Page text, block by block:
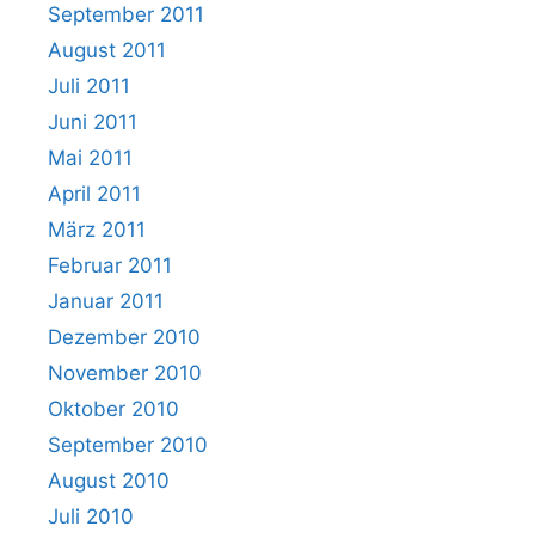
September 2011
August 2011
Juli 2011
Juni 2011
Mai 2011
April 2011
März 2011
Februar 2011
Januar 2011
Dezember 2010
November 2010
Oktober 2010
September 2010
August 2010
Juli 2010